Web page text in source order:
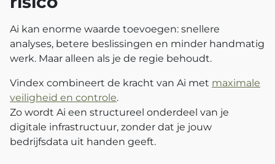
Ai kan enorme waarde toevoegen: snellere
analyses, betere beslissingen en minder handmatig
werk. Maar alleen als je de regie behoudt.
Vindex combineert de kracht van Ai met maximale
veiligheid en controle.
Zo wordt Ai een structureel onderdeel van je
digitale infrastructuur, zonder dat je jouw
bedrijfsdata uit handen geeft.